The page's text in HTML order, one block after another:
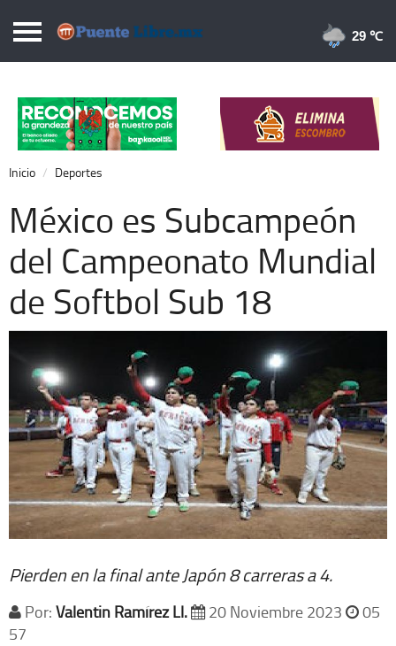
Puentelibre.mx
Local
Nacional
Opinión
Cronos
Economía
Espectáculos
Extra +
29 ℃
Inicio Deportes
México es Subcampeón
del Campeonato Mundial
de Softbol Sub 18
Pierden en la final ante Japón 8 carreras a 4.
Por: Valentin Ramírez Ll. 20 Noviembre 2023
05
57